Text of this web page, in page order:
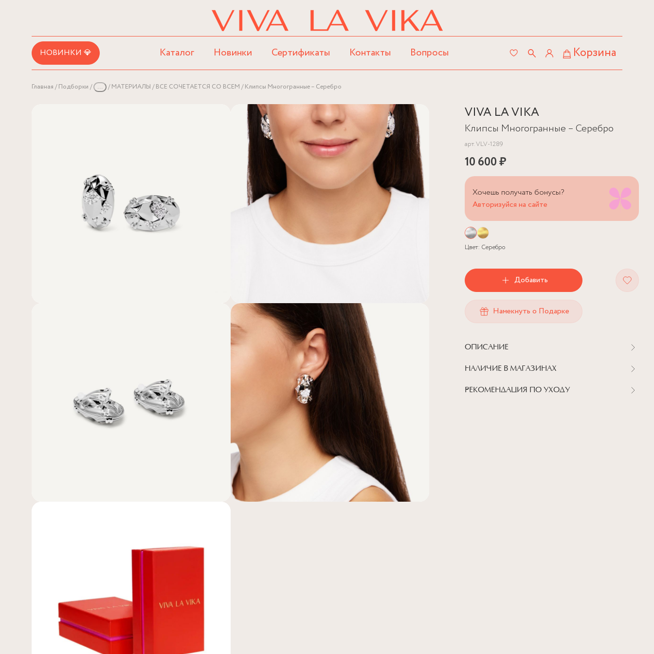
НОВИНКИ 💎 Каталог Новинки Сертификаты Контакты Вопросы Корзина
Главная Подборки ... МАТЕРИАЛЫ ВСЕ СОЧЕТАЕТСЯ СО ВСЕМ Клипсы Многогранные – Серебро
VIVA LA VIKA
Клипсы Многогранные – Серебро
арт.VLV-1289
10 600 ₽
Хочешь получать бонусы?
Авторизуйся на сайте
Цвет: Серебро
Добавить
Намекнуть о Подарке
ОПИСАНИЕ
НАЛИЧИЕ В МАГАЗИНАХ
РЕКОМЕНДАЦИЯ ПО УХОДУ